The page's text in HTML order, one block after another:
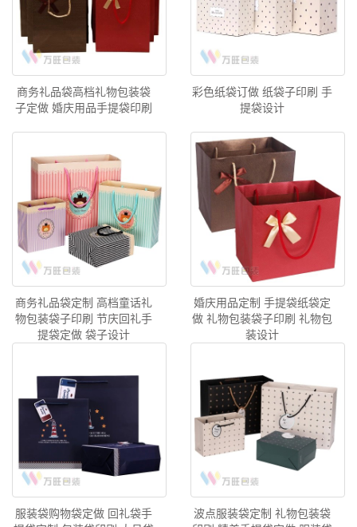
商务礼品袋高档礼物包装袋
子定做 婚庆用品手提袋印刷
彩色纸袋订做 纸袋子印刷 手
提袋设计
商务礼品袋定制 高档童话礼
物包装袋子印刷 节庆回礼手
提袋定做 袋子设计
婚庆用品定制 手提袋纸袋定
做 礼物包装袋子印刷 礼物包
装设计
服装袋购物袋定做 回礼袋手
波点服装袋定制 礼物包装袋